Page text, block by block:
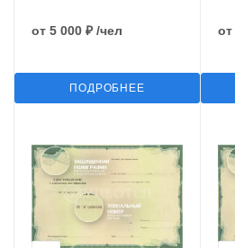
от 5 000 ₽ /чел
ПОДРОБНЕЕ
от